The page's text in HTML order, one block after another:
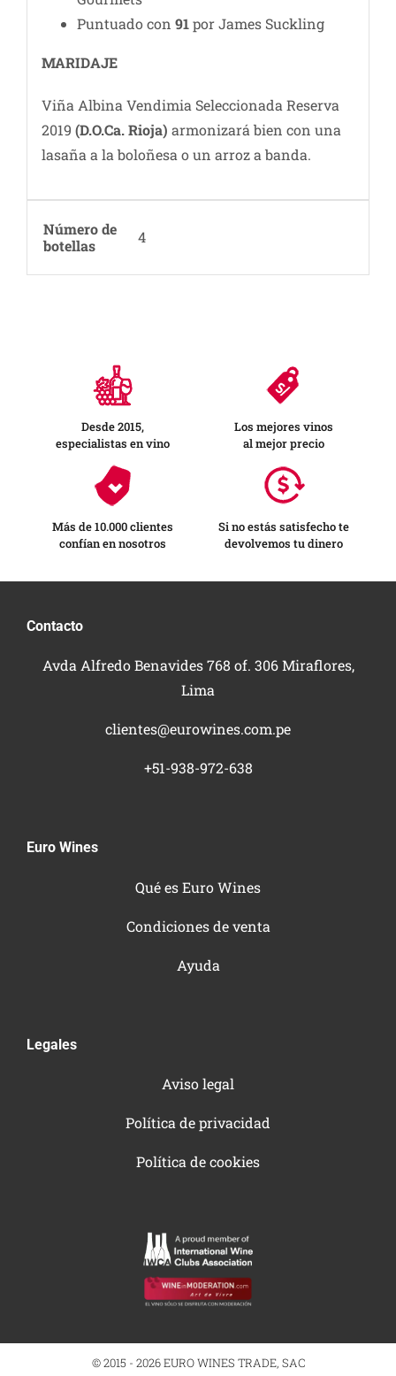
Puntuado con 91por James Suckling
MARIDAJE
Viña Albina Vendimia Seleccionada Reserva
2019 (D.O.Ca. Rioja) armonizará bien con una
lasaña a la boloñesa o un arroz a banda.
Número de
botellas
4
Desde 2015,
especialistas en vino
Los mejores vinos
al mejor precio
Más de 10.000 clientes
confían en nosotros
Si no estás satisfecho te
devolvemos tu dinero
Contacto
Avda Alfredo Benavides 768 of. 306 Miraflores,
Lima
clientes@eurowines.com.pe
+51-938-972-638
Euro Wines
Qué es Euro Wines
Condiciones de venta
Ayuda
Legales
Aviso legal
Política de privacidad
Política de cookies
© 2015 - 2026 EURO WINES TRADE, SAC